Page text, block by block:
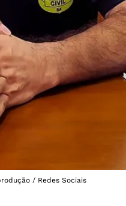
/ Redes Sociais